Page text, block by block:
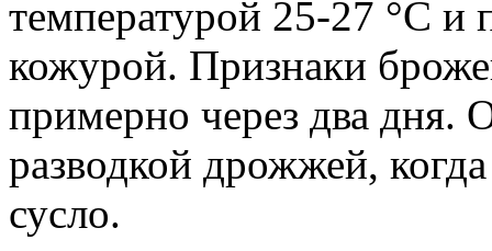
температурой 25-27 °C и
кожурой. Признаки
примерно через два дня.
разводкой дрожжей,
сусло.